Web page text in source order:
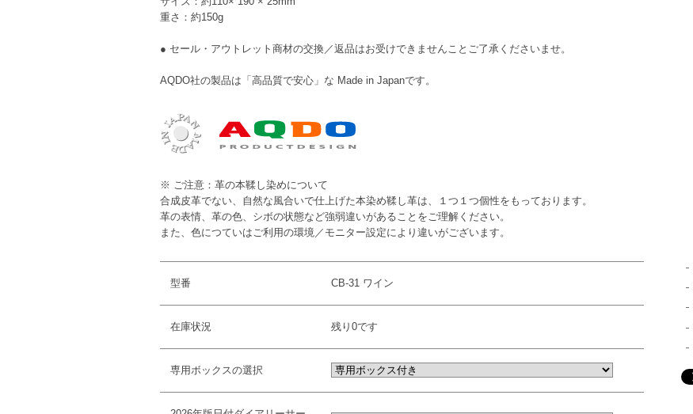
重さ：約150g
● セール・アウトレット商材の交換／返品はお受けできませんことご了承くださいませ。
AQDO社の製品は「高品質で安心」な Made in Japanです。
※ ご注意：革の本鞣し染めについて
合成皮革でない、自然な風合いで仕上げた本染め鞣し革は、１つ１つ個性をもっております。
革の表情、革の色、シボの状態など強弱違いがあることをご理解ください。
また、色につていはご利用の環境／モニター設定により違いがございます。
型番 CB-31 ワイン
在庫状況 残り0です
専用ボックスの選択